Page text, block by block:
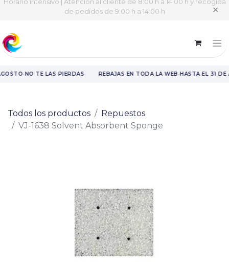
Horario intensivo | Atención al cliente de 8:00 h a 14:00 h y recogida
de pedidos de 9:00 h a 14:00 h ✕
·NO TE LAS PIERDAS· REBAJAS EN TODA LA WEB·HASTA EL 31 DE
Todos los productos
Repuestos
VJ-1638 Solvent Absorbent Sponge